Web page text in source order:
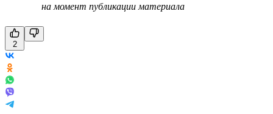
на момент публикации материала
2